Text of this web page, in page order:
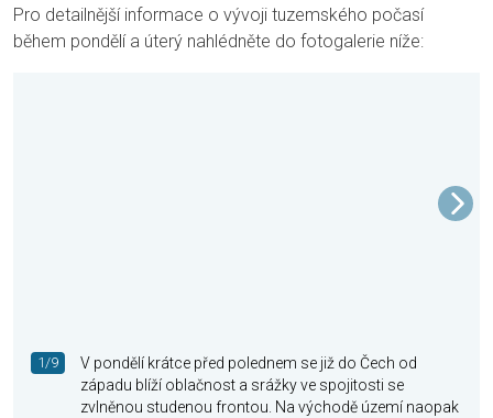
Pro detailnější informace o vývoji tuzemského počasí
během pondělí a úterý nahlédněte do fotogalerie níže:
1/9
V pondělí krátce před polednem se již do Čech od
západu blíží oblačnost a srážky ve spojitosti se
zvlněnou studenou frontou. Na východě území naopak